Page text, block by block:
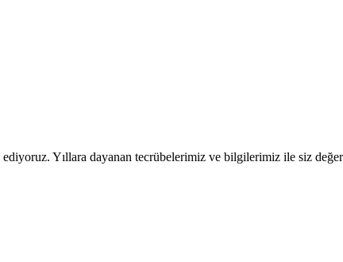
Yıllara dayanan tecrübelerimiz ve bilgilerimiz ile siz